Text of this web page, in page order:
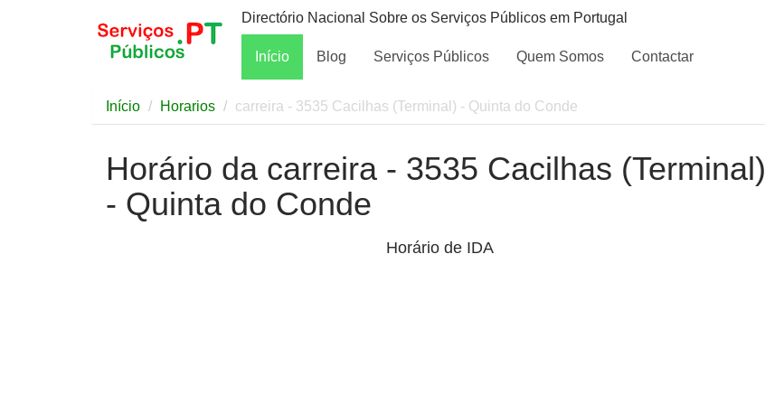
Directório Nacional Sobre os Serviços Públicos em Portugal
Início Blog Serviços Públicos Quem Somos Contactar
Início Horarios carreira - 3535 Cacilhas (Terminal) - Quinta do Conde
Horário da carreira - 3535 Cacilhas (Terminal)
- Quinta do Conde
Horário de IDA